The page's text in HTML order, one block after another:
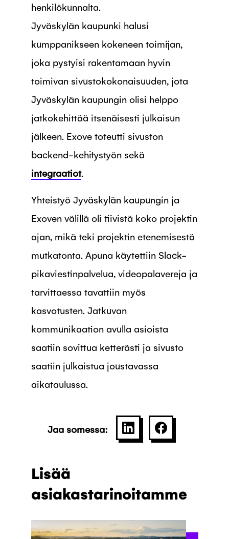
henkilökunnalta.
Jyväskylän kaupunki halusi
kumppanikseen kokeneen toimijan,
joka pystyisi rakentamaan hyvin
toimivan sivustokokonaisuuden, jota
Jyväskylän kaupungin olisi helppo
jatkokehittää itsenäisesti julkaisun
jälkeen. Exove toteutti sivuston
backend-kehitystyön sekä
integraatiot.
Yhteistyö Jyväskylän kaupungin ja
Exoven välillä oli tiivistä koko projektin
ajan, mikä teki projektin etenemisestä
mutkatonta. Apuna käytettiin Slack-
pikaviestinpalvelua, videopalavereja ja
tarvittaessa tavattiin myös
kasvotusten. Jatkuvan
kommunikaation avulla asioista
saatiin sovittua ketterästi ja sivusto
saatiin julkaistua joustavassa
aikataulussa.
Jaa somessa: SHARE ON LINKEDIN
JAA
Lisää
asiakastarinoitamme